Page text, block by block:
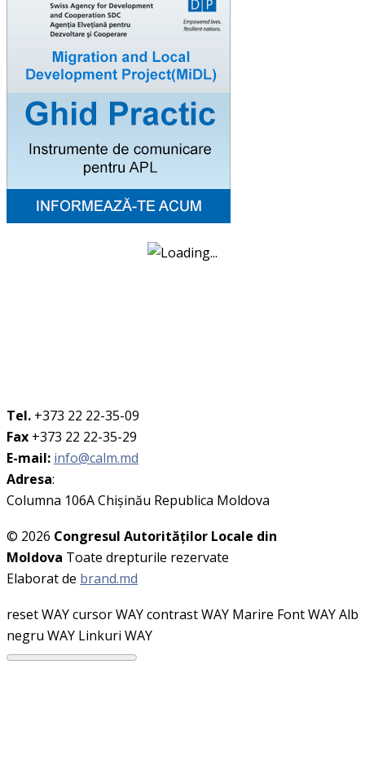
Tel. +373 22 22-35-09
Fax +373 22 22-35-29
E-mail: info@calm.md
Adresa:
Columna 106A Chişinău Republica Moldova
© 2026 Congresul Autorităţilor Locale din
Moldova Toate drepturile rezervate
Elaborat de brand.md
reset WAYcursor WAYcontrast WAY Marire Font WAYAlb
negru WAY Linkuri WAY